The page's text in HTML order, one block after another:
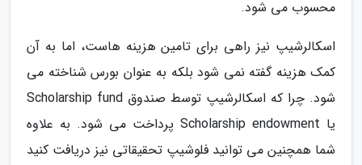
محسوب می شود.
اسکالرشیپ نیز راهی برای تامین هزینه هاست، اما به آن
کمک هزینه گفته نمی شود بلکه به عنوان بورس شناخته می
شود. چرا که اسکالرشیپ توسط صندوق Scholarship fund
یا Scholarship endowment پرداخت می شود. به علاوه
شما همچنین می توانید فلوشیپ تحقیقاتی نیز دریافت کنید